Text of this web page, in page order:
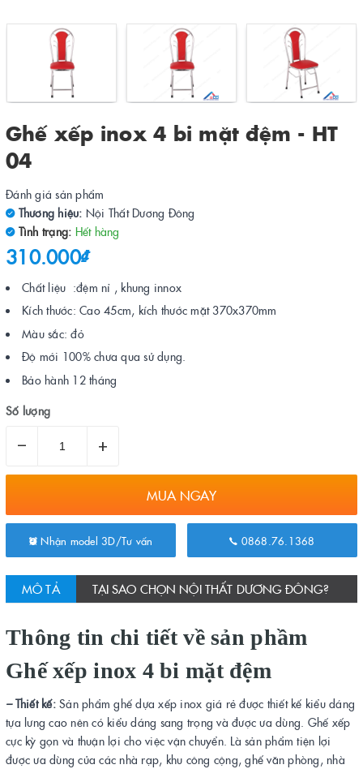
Ghế xếp inox 4 bi mặt đệm - HT
04
Đánh giá sản phẩm
Thương hiệu: Nội Thất Dương Đông
Tình trạng: Hết hàng
310.000₫
Chất liệu :đệm nỉ , khung innox
Kích thước: Cao 45cm, kích thước mặt 370x370mm
Màu sắc: đỏ
Độ mới 100% chưa qua sử dụng.
Bảo hành 12 tháng
Số lượng
– +
MUA NGAY
Nhận model 3D/Tư vấn 0868.76.1368
MÔ TẢ TẠI SAO CHỌN NỘI THẤT DƯƠNG ĐÔNG?
Thông tin chi tiết về sản phầm
Ghế xếp inox 4 bi mặt đệm
–Thiết kế:Sản phẩm ghế dựa xếp inox giá rẻ được thiết kế kiểu dáng
tựa lưng cao nên có kiểu dáng sang trọng và được ưa dùng. Ghế xếp
cực kỳ gọn và thuận lợi cho việc vận chuyển. Là sản phẩm tiện lợi
được ưa dùng của các nhà rạp, khu công cộng, ghế văn phòng, nhà